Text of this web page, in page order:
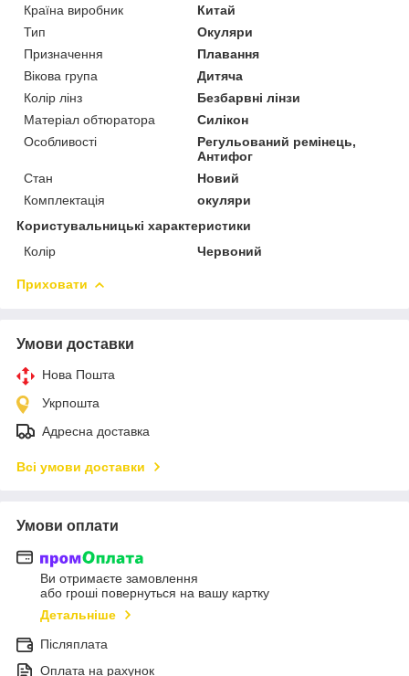
Країна виробник
Китай
Тип
Окуляри
Призначення
Плавання
Вікова група
Дитяча
Колір лінз
Безбарвні лінзи
Матеріал обтюратора
Силікон
Особливості
Регульований ремінець,
Антифог
Стан
Новий
Комплектація
окуляри
Користувальницькі характеристики
Колір
Червоний
Приховати
Умови доставки
Нова Пошта
Укрпошта
Адресна доставка
Всі умови доставки
Умови оплати
Ви отримаєте замовлення
або гроші повернуться на вашу картку
Детальніше
Післяплата
Оплата на рахунок